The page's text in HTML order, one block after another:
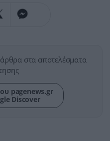
στα αποτελέσματα
pagenews.gr
Discover